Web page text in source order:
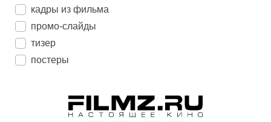
кадры из фильма
промо-слайды
тизер
постеры